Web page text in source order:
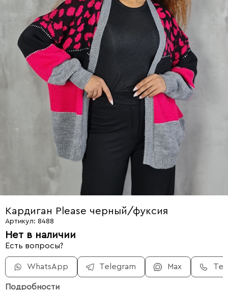
Кардиган Please черный/фуксия
Артикул: 8488
Нет в наличии
Есть вопросы?
WhatsApp Telegram Max
Подробности